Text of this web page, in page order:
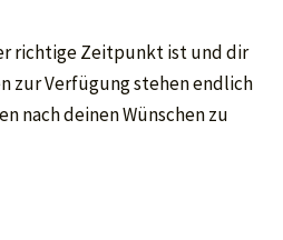
richtige Zeitpunkt ist und dir
zur Verfügung stehen endlich
nach deinen Wünschen zu